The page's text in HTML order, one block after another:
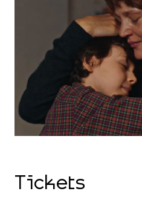
Tickets